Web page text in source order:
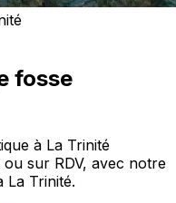
fosse
à La Trinité
sur RDV, avec notre
La Trinité.